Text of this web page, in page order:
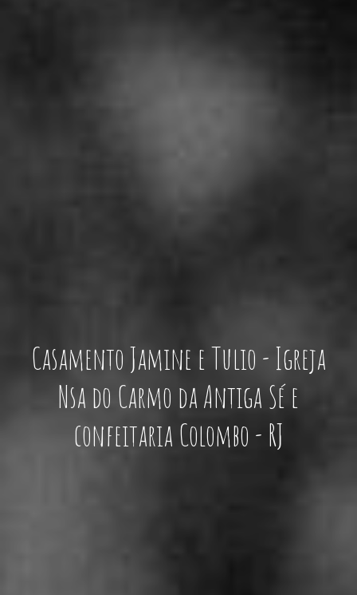
Casamento Jamine e Tulio - Igreja
Nsa do Carmo da Antiga Sé e
confeitaria Colombo - RJ